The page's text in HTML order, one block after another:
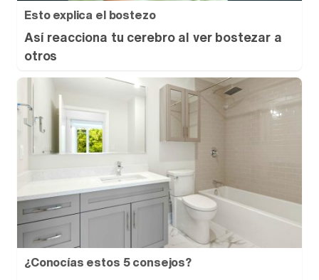
Esto explica el bostezo
Así reacciona tu cerebro al ver bostezar a
otros
¿Conocías estos 5 consejos?